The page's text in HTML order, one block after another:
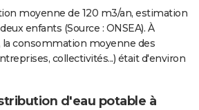
moyenne de 120 m3/an, estimation
enfants (Source : ONSEA). À
la consommation moyenne des
collectivités...) était d'environ
d'eau potable à